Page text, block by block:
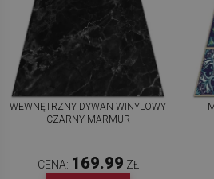
WEWNĘTRZNY DYWAN WINYLOWY
CZARNY MARMUR
CENA: 169.99 ZŁ